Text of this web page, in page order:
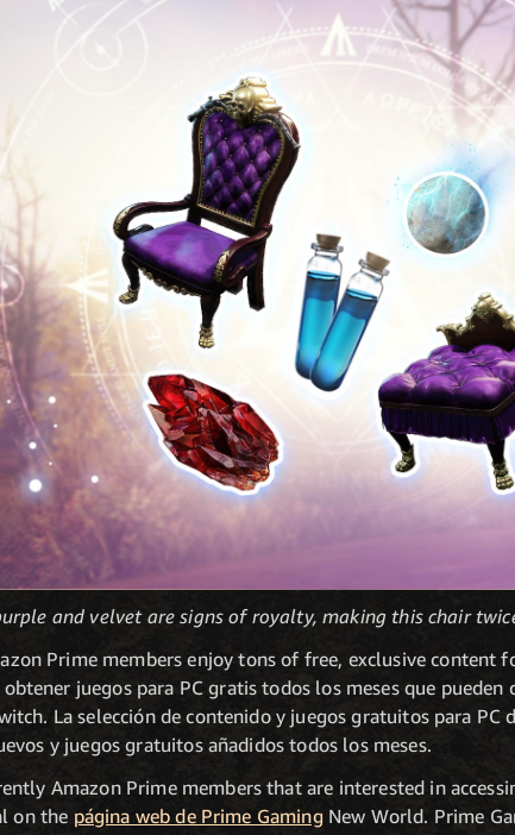
and velvet are signs of royalty, making this chair
Prime members enjoy tons of free, exclusive content
juegos para PC gratis todos los meses que
La selección de contenido y juegos gratuitos para PC
y juegos gratuitos añadidos todos los meses.
Amazon Prime members that are interested in
on the página web de Prime GamingNew World. Prime